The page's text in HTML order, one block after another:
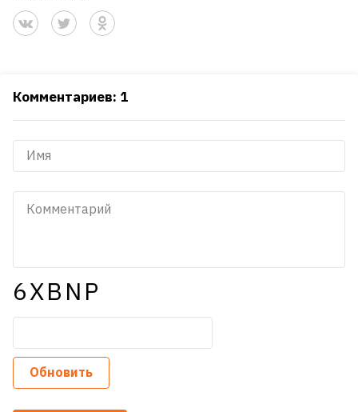
Комментариев: 1
6XBNP
Обновить